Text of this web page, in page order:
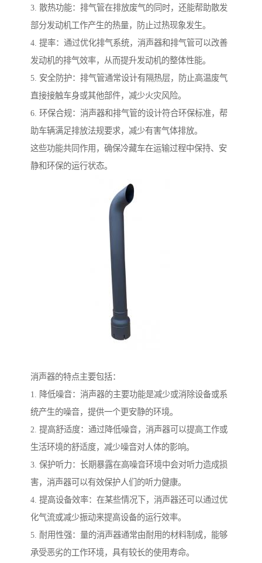
3. 散热功能：排气管在排放废气的同时，还能帮助散发
部分发动机工作产生的热量，防止过热现象发生。
4. 提率：通过优化排气系统，消声器和排气管可以改善
发动机的排气效率，从而提升发动机的整体性能。
5. 安全防护：排气管通常设计有隔热层，防止高温废气
直接接触车身或其他部件，减少火灾风险。
6. 环保合规：消声器和排气管的设计符合环保标准，帮
助车辆满足排放法规要求，减少有害气体排放。
这些功能共同作用，确保冷藏车在运输过程中保持、安
静和环保的运行状态。
消声器的特点主要包括：
1. 降低噪音：消声器的主要功能是减少或消除设备或系
统产生的噪音，提供一个更安静的环境。
2. 提高舒适度：通过降低噪音，消声器可以提高工作或
生活环境的舒适度，减少噪音对人体的影响。
3. 保护听力：长期暴露在高噪音环境中会对听力造成损
害，消声器可以有效保护人们的听力健康。
4. 提高设备效率：在某些情况下，消声器还可以通过优
化气流或减少振动来提高设备的运行效率。
5. 耐用性强：量的消声器通常由耐用的材料制成，能够
承受恶劣的工作环境，具有较长的使用寿命。